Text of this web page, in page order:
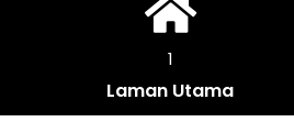
1
Laman Utama